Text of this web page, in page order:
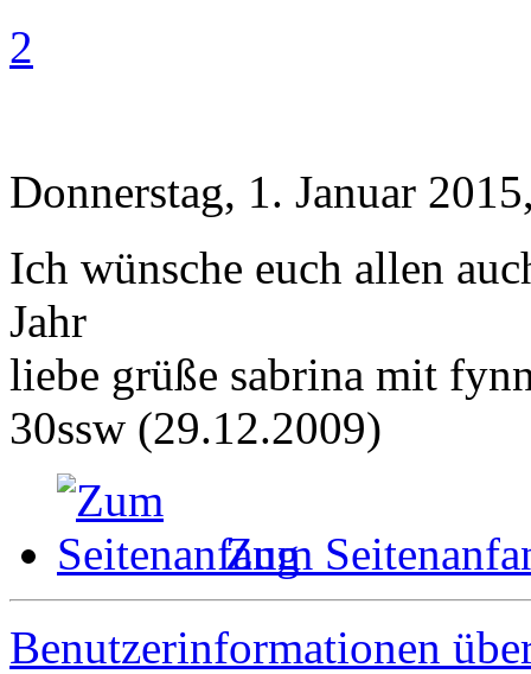
2
Donnerstag, 1. Januar
Ich wünsche euch allen
Jahr
liebe grüße sabrina mit
30ssw (29.12.2009)
Zum
Benutzerinformationen